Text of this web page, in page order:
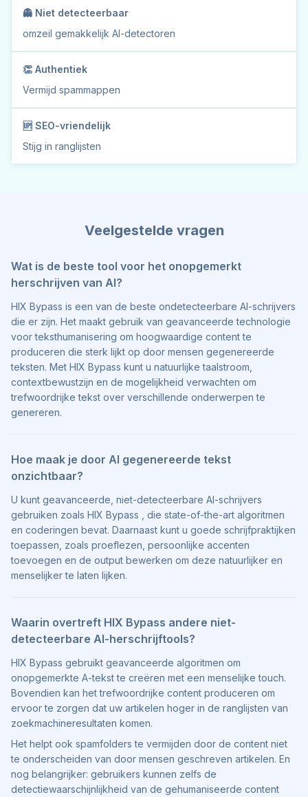
👻 Niet detecteerbaar
omzeil gemakkelijk AI-detectoren
👏 Authentiek
Vermijd spammappen
🆙 SEO-vriendelijk
Stijg in ranglijsten
Veelgestelde vragen
Wat is de beste tool voor het onopgemerkt
herschrijven van AI?
HIX Bypass is een van de beste ondetecteerbare AI-schrijvers
die er zijn. Het maakt gebruik van geavanceerde technologie
voor teksthumanisering om hoogwaardige content te
produceren die sterk lijkt op door mensen gegenereerde
teksten. Met HIX Bypass kunt u natuurlijke taalstroom,
contextbewustzijn en de mogelijkheid verwachten om
trefwoordrijke tekst over verschillende onderwerpen te
genereren.
Hoe maak je door AI gegenereerde tekst
onzichtbaar?
U kunt geavanceerde, niet-detecteerbare AI-schrijvers
gebruiken zoals HIX Bypass , die state-of-the-art algoritmen
en coderingen bevat. Daarnaast kunt u goede schrijfpraktijken
toepassen, zoals proeflezen, persoonlijke accenten
toevoegen en de output bewerken om deze natuurlijker en
menselijker te laten lijken.
Waarin overtreft HIX Bypass andere niet-
detecteerbare AI-herschrijftools?
HIX Bypass gebruikt geavanceerde algoritmen om
onopgemerkte A-tekst te creëren met een menselijke touch.
Bovendien kan het trefwoordrijke content produceren om
ervoor te zorgen dat uw artikelen hoger in de ranglijsten van
zoekmachineresultaten komen.
Het helpt ook spamfolders te vermijden door de content niet
te onderscheiden van door mensen geschreven artikelen. En
nog belangrijker: gebruikers kunnen zelfs de
detectiewaarschijnlijkheid van de gehumaniseerde content